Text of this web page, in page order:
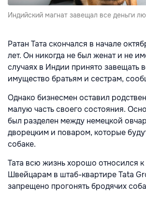
Индийский магнат завещал все деньги
Ратан Тата скончался в начале
лет. Он никогда не был женат и не
случаях в Индии принято завещать
имущество братьям и сестрам,
Однако бизнесмен оставил
малую часть своего состояния.
был разделен между немецкой
дворецким и поваром, которые
собаке.
Тата всю жизнь хорошо относился
Швейцарам в штаб-квартире Tata
запрещено прогонять бродячих